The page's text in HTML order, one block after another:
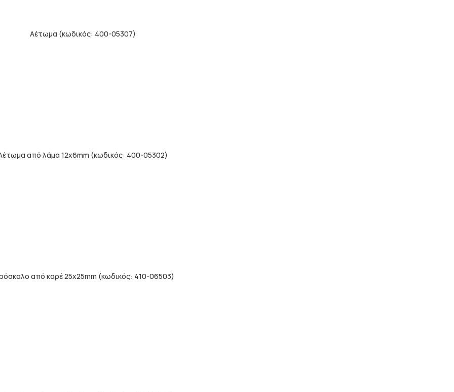
σιδήρου
Αέτωμα (κωδικός: 400-05307)
από λάμα 12x6mm (κωδικός: 400-05302)
από καρέ 25x25mm (κωδικός: 410-06503)